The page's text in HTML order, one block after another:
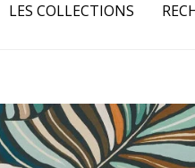
LES COLLECTIONS
Aspect coton
Aspect laine